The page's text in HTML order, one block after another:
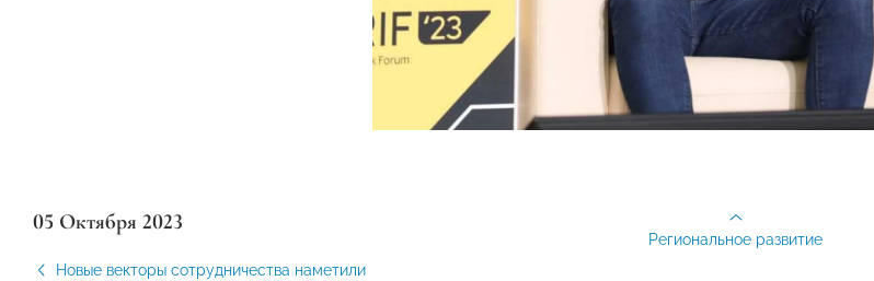
05 Октября 2023
Новые векторы сотрудничества наметили
Региональное развитие